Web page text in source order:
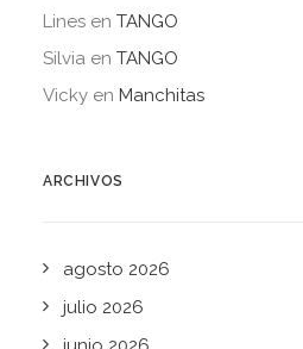
Lines en TANGO
Silvia en TANGO
Vicky en Manchitas
ARCHIVOS
agosto 2026
julio 2026